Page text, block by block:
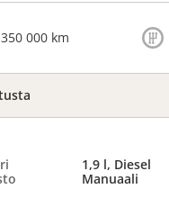
350 000 km
1,9 l, Diesel
Manuaali